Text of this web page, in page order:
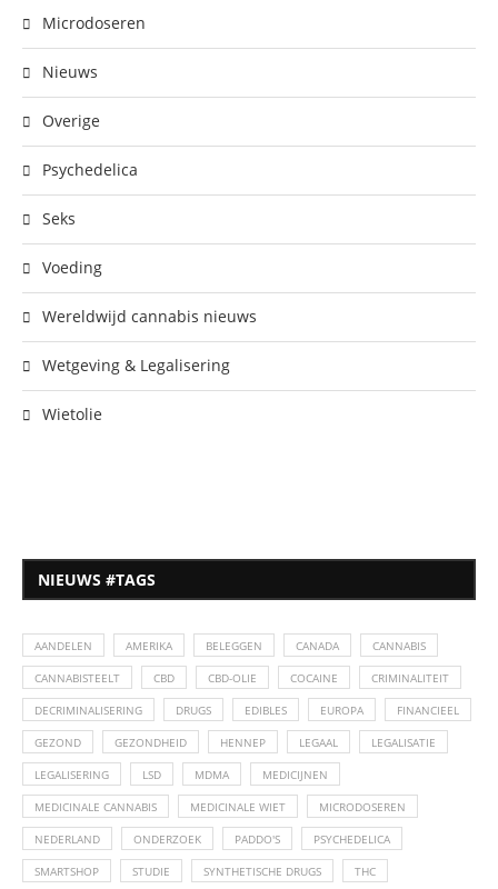
Microdoseren
Nieuws
Overige
Psychedelica
Seks
Voeding
Wereldwijd cannabis nieuws
Wetgeving & Legalisering
Wietolie
NIEUWS #TAGS
AANDELEN AMERIKA BELEGGEN CANADA CANNABIS
CANNABISTEELT CBD CBD-OLIE COCAINE CRIMINALITEIT
DECRIMINALISERING DRUGS EDIBLES EUROPA FINANCIEEL
GEZOND GEZONDHEID HENNEP LEGAAL LEGALISATIE
LEGALISERING LSD MDMA MEDICIJNEN
MEDICINALE CANNABIS MEDICINALE WIET MICRODOSEREN
NEDERLAND ONDERZOEK PADDO'S PSYCHEDELICA
SMARTSHOP STUDIE SYNTHETISCHE DRUGS THC